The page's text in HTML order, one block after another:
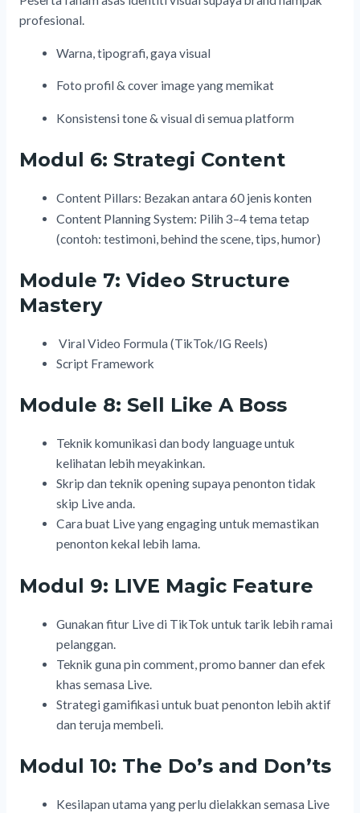
profesional.
Warna, tipografi, gaya visual
Foto profil & cover image yang memikat
Konsistensi tone & visual di semua platform
Modul 6: Strategi Content
Content Pillars: Bezakan antara 60 jenis konten
Content Planning System: Pilih 3–4 tema tetap
(contoh: testimoni, behind the scene, tips, humor)
Module 7: Video Structure
Mastery
Viral Video Formula (TikTok/IG Reels)
Script Framework
Module 8: Sell Like A Boss
Teknik komunikasi dan body language untuk
kelihatan lebih meyakinkan.
Skrip dan teknik opening supaya penonton tidak
skip Live anda.
Cara buat Live yang engaging untuk memastikan
penonton kekal lebih lama.
Modul 9: LIVE Magic Feature
Gunakan fitur Live di TikTok untuk tarik lebih ramai
pelanggan.
Teknik guna pin comment, promo banner dan efek
khas semasa Live.
Strategi gamifikasi untuk buat penonton lebih aktif
dan teruja membeli.
Modul 10: The Do’s and Don’ts
Kesilapan utama yang perlu dielakkan semasa Live